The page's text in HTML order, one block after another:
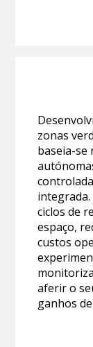
zonas
baseia-se
ciclos de
espaço,
custos
aferir o
ganhos